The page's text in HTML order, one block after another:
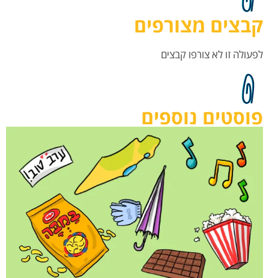
קבצים מצורפים
לפעולה זו לא צורפו קבצים
פוסטים נוספים